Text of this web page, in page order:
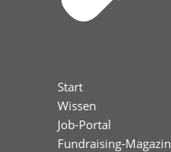
Start
Wissen
Job-Portal
Fundraising-Magazin